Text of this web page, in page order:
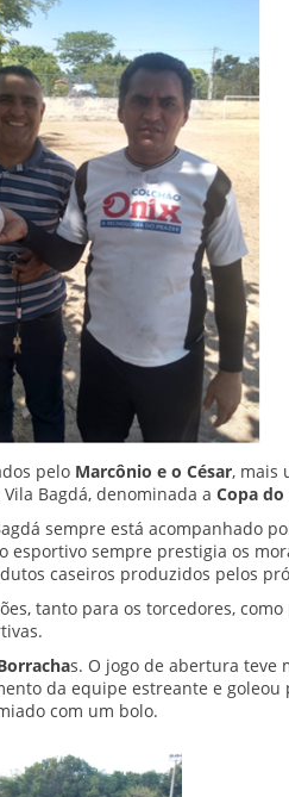
pelo Marcônio e o César, mais
Bagdá, denominada a Copa do
sempre está acompanhado
esportivo sempre prestigia os
caseiros produzidos pelos
tanto para os torcedores,
s. O jogo de abertura teve
da equipe estreante e goleou
com um bolo.